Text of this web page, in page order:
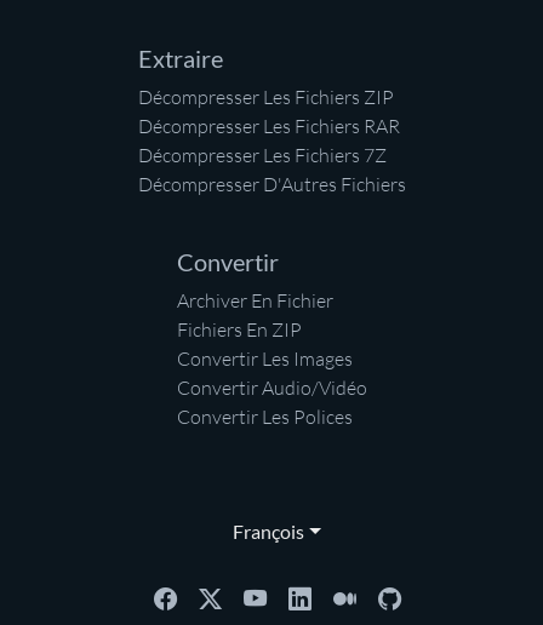
Extraire
Décompresser Les Fichiers ZIP
Décompresser Les Fichiers RAR
Décompresser Les Fichiers 7Z
Décompresser D'Autres Fichiers
Convertir
Archiver En Fichier
Fichiers En ZIP
Convertir Les Images
Convertir Audio/Vidéo
Convertir Les Polices
François